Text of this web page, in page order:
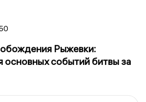
Рыжевки:
основных событий битвы за